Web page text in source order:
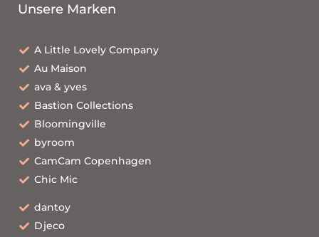
Unsere Marken
A Little Lovely Company
Au Maison
ava & yves
Bastion Collections
Bloomingville
byroom
CamCam Copenhagen
Chic Mic
dantoy
Djeco